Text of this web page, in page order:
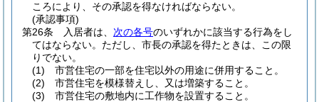
ころにより、その承認を得なければならない。
(承認事項)
第26条
入居者は、 次の各号のいずれかに該当する行為をし
てはならない。 ただし、市長の承認を得たときは、この限
りでない。
(1)
市営住宅の一部を住宅以外の用途に併用すること。
(2)
市営住宅を模様替えし、又は増築すること。
(3)
市営住宅の敷地内に工作物を設置すること。